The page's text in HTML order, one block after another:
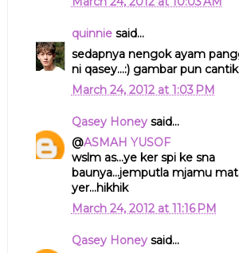
quinniesaid...
sedapnya nengok ayam
ni qasey...:) gambar pun
March 24, 2012 at 1:03 PM
Qasey Honeysaid...
@ASMAH YUSOF
wslm as...ye ker spi ke sna
baunya...jemputla mjamu
yer...hikhik
March 24, 2012 at 11:16 PM
Qasey Honeysaid...